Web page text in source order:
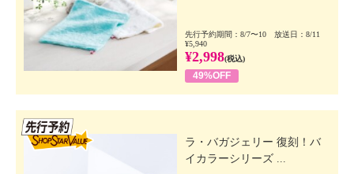
先行予約期間：8/7〜10 放送日：8/11
¥5,940
¥2,998(税込)
49%OFF
ラ・バガジェリー 復刻！バ
イカラーシリーズ ...